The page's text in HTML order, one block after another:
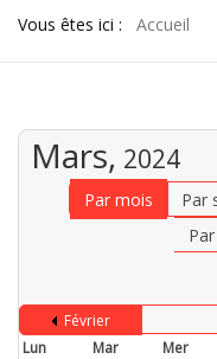
Vous êtes ici : Accueil
Mars, 2024
Par mois Par
Février
Lun
Mar Mer